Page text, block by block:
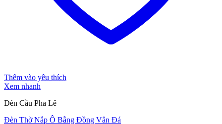
Thêm vào yêu thích
Xem nhanh
Đèn Cầu Pha Lê
Đèn Thờ Nắp Ô Bằng Đồng Vân Đá